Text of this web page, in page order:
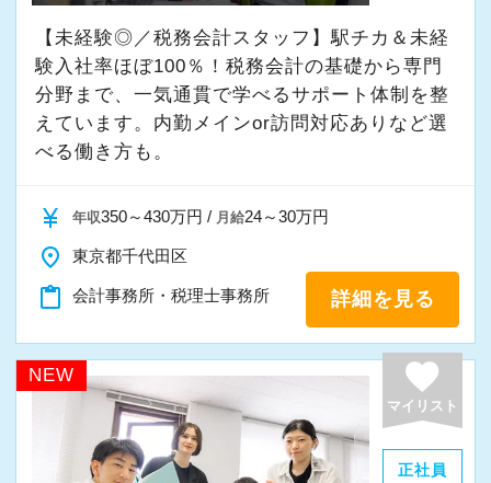
そこで弊社は未経験者であっても初任給は月額
32.5万円という高水準とする報酬体系を採って
います。そのため未経験者であっても1年目の報
酬は450万円を超える水準となります。
この水準の報酬を保障しなければ、東京では最
チベーションの低下になると考えます。
また弊社は昨今の政府等の賃上げ要請などを考
慮し、入社後も毎年昇給の機会を与えていま
そのため入社4年目に年収600万程度までは誰で
も上昇する事を保障しています。
さらに実績等を考慮し飛び級で昇給させる事も
行っています。
意味不明な行事は一切ありません。今後も行う
可能性もありません）
【その無駄やめよう！ ～効率化のための基本的
弊社は極限効率化に社運をかけて挑んでいま
す。
そのために1番大切な事は既存の全ての業務のフ
ローを効率的に見直すことではありません。
言う事です。
・無駄な会議・朝礼
・無駄な顧客面談・訪問
【未経験◎／税務会計スタッフ】駅チカ＆未経
験入社率ほぼ100％！税務会計の基礎から専門
分野まで、一気通貫で学べるサポート体制を整
えています。内勤メインor訪問対応ありなど選
べる働き方も。
currency_yen 年収350～430万円 / 月給24～30万円
place 東京都千代田区
content_paste 会計事務所・税理士事務所 詳細を見る
NEW favorite
マイリスト
正社員